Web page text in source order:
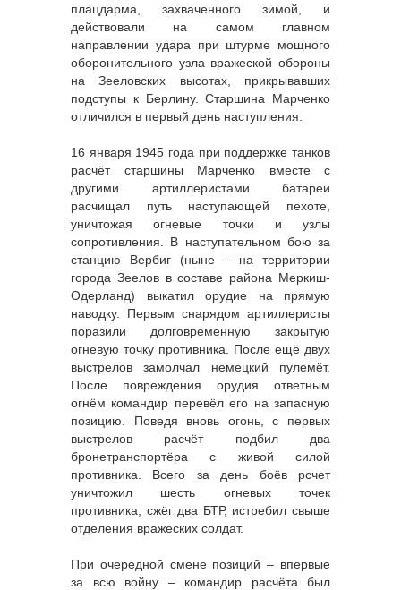
плацдарма, захваченного зимой, и
действовали на самом главном
направлении удара при штурме мощного
оборонительного узла вражеской обороны
на Зееловских высотах, прикрывавших
подступы к Берлину. Старшина Марченко
отличился в первый день наступления.
16 января 1945 года при поддержке танков
расчёт старшины Марченко вместе с
другими артиллеристами батареи
расчищал путь наступающей пехоте,
уничтожая огневые точки и узлы
сопротивления. В наступательном бою за
станцию Вербиг (ныне – на территории
города Зеелов в составе района Меркиш-
Одерланд) выкатил орудие на прямую
наводку. Первым снарядом артиллеристы
поразили долговременную закрытую
огневую точку противника. После ещё двух
выстрелов замолчал немецкий пулемёт.
После повреждения орудия ответным
огнём командир перевёл его на запасную
позицию. Поведя вновь огонь, с первых
выстрелов расчёт подбил два
бронетранспортёра с живой силой
противника. Всего за день боёв рсчет
уничтожил шесть огневых точек
противника, сжёг два БТР, истребил свыше
отделения вражеских солдат.
При очередной смене позиций – впервые
за всю войну – командир расчёта был